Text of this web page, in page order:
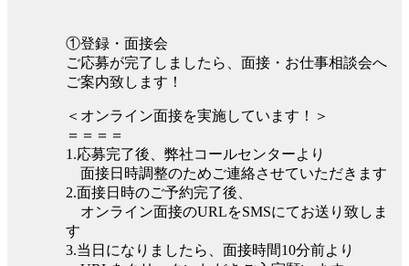
①登録・面接会
ご応募が完了しましたら、面接・お仕事相談会へ
ご案内致します！
＜オンライン面接を実施しています！＞
＝＝＝＝
1.応募完了後、弊社コールセンターより
面接日時調整のためご連絡させていただきます
2.面接日時のご予約完了後、
オンライン面接のURLをSMSにてお送り致しま
す
3.当日になりましたら、面接時間10分前より